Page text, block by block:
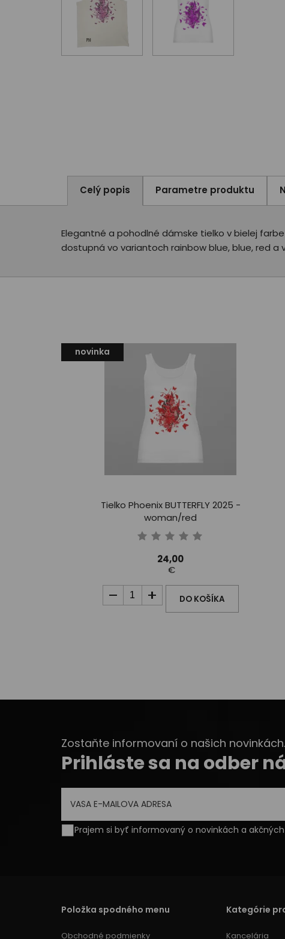
Celý popis Parametre produktu
Elegantné a pohodlné dámske tielko v bielej
dostupná vo variantoch rainbow blue, blue, red a
novinka
Tielko Phoenix BUTTERFLY 2025 -
woman/red
24,00
€
DO KOŠÍKA
Zostaňte informovaní o našich
Prihláste sa na odber
Prajem si byť informovaný o novinkách a
Položka spodného menu
Obchodné podmienky
Kategórie
Kancelária